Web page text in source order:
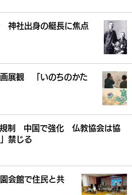
神社出身の艇長に焦点
展観 「いのちのかた
規制 中国で強化 仏教協会は協
禁じる
会館で住民と共